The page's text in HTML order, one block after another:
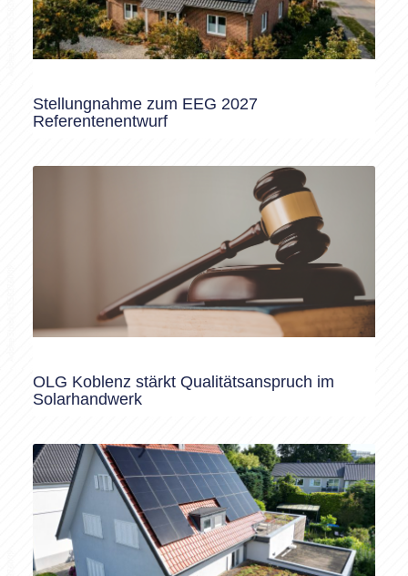
Stellungnahme zum EEG 2027
Referentenentwurf
OLG Koblenz stärkt Qualitätsanspruch im
Solarhandwerk